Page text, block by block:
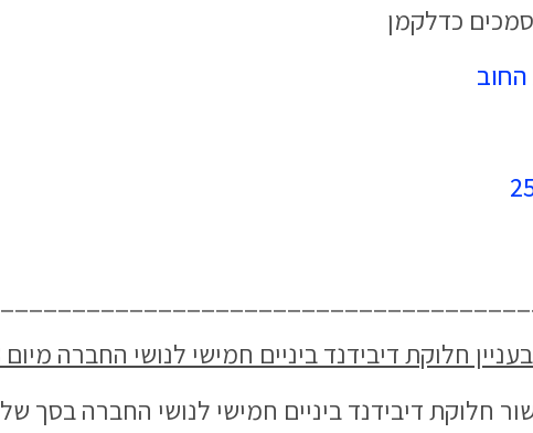
כדלקמן
דיבידנד ביניים חמישי לנושי החברה מיום 23.10.2018
ביניים חמישי לנושי החברה בסך של 1,100,000 ₪, כמפורט בהחלטה